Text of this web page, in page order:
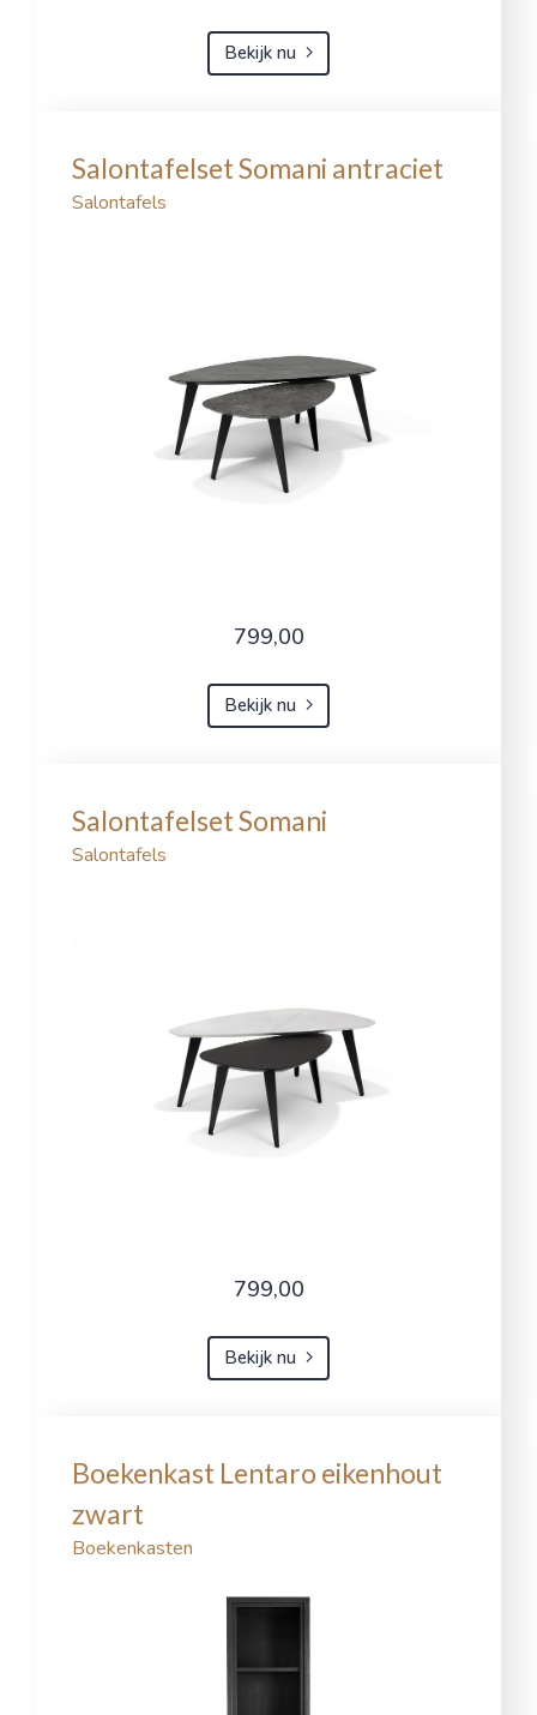
Bekijk nu
Salontafelset Somani antraciet
Salontafels
799,00
Bekijk nu
Salontafelset Somani
Salontafels
799,00
Bekijk nu
Boekenkast Lentaro eikenhout
zwart
Boekenkasten